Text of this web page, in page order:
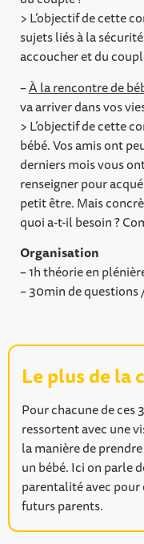
> L’objectif de cette
sujets liés à la
accoucher et du
–À la rencontre de
va arriver dans vos
> L’objectif de cette
bébé. Vos amis ont
derniers mois vous
renseigner pour
petit être. Mais
quoi a-t-il besoin ?
Organisation
– 1h théorie en
– 30min de questions
Le plus de la
Pour chacune de
ressortent avec une
la manière de
un bébé. Ici on parle
parentalité avec
futurs parents.